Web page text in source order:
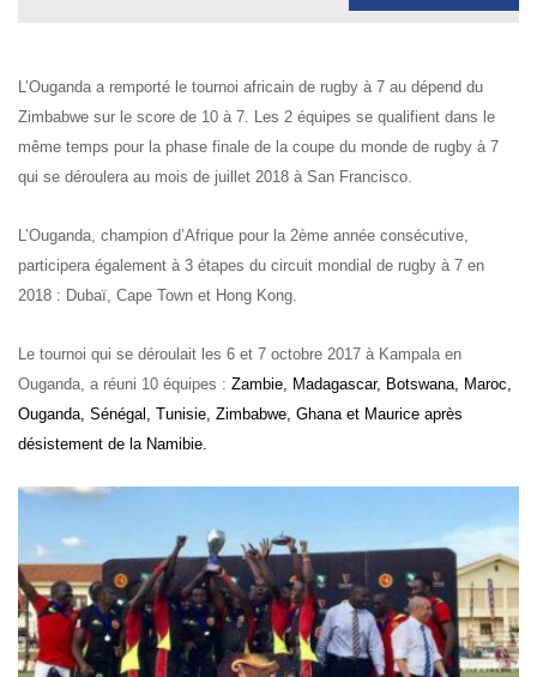
L’Ouganda a remporté le tournoi africain de rugby à 7 au dépend du
Zimbabwe sur le score de 10 à 7. Les 2 équipes se qualifient dans le
même temps pour la phase finale de la coupe du monde de rugby à 7
qui se déroulera au mois de juillet 2018 à San Francisco.
L’Ouganda, champion d’Afrique pour la 2ème année consécutive,
participera également à 3 étapes du circuit mondial de rugby à 7 en
2018 : Dubaï, Cape Town et Hong Kong.
Le tournoi qui se déroulait les 6 et 7 octobre 2017 à Kampala en
Ouganda, a réuni 10 équipes : Zambie, Madagascar, Botswana, Maroc,
Ouganda, Sénégal, Tunisie, Zimbabwe, Ghana et Maurice après
désistement de la Namibie.